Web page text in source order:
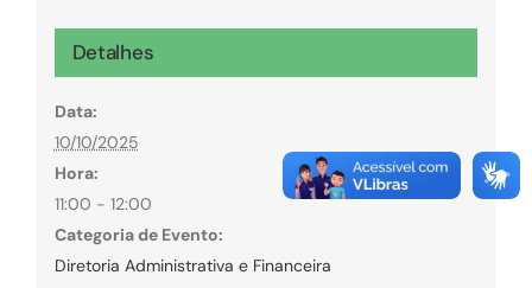
Detalhes
Data:
10/10/2025
Hora:
11:00 - 12:00
Categoria de Evento:
Diretoria Administrativa e Financeira